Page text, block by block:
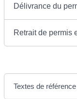
Délivrance du
Retrait de permis
Textes de référence